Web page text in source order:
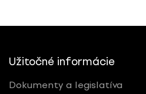
Užitočné informácie
Dokumenty a legislatíva